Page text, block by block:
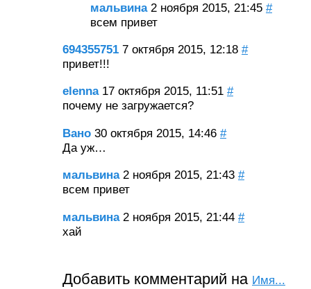
мальвина 2 ноября 2015, 21:45 #
всем привет
694355751 7 октября 2015, 12:18 #
привет!!!
elenna 17 октября 2015, 11:51 #
почему не загружается?
Вано 30 октября 2015, 14:46 #
Да уж…
мальвина 2 ноября 2015, 21:43 #
всем привет
мальвина 2 ноября 2015, 21:44 #
хай
Добавить комментарий на Имя...